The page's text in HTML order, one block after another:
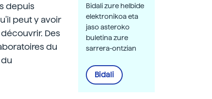
depuis
peut y avoir
Des
du
Bidali zure helbide
elektronikoa eta
jaso asteroko
buletina zure
sarrera-ontzian
Bidali